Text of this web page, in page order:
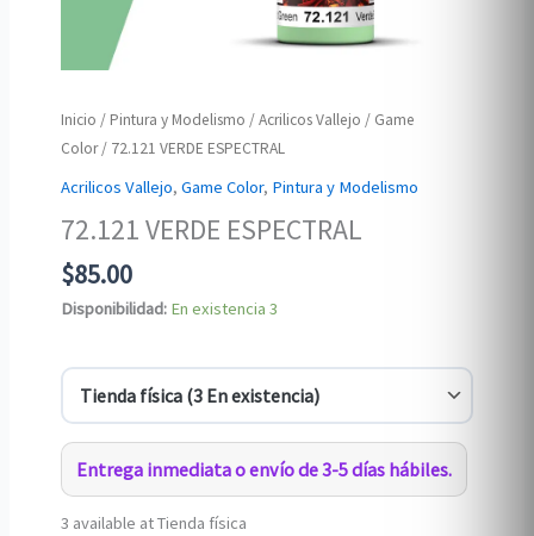
Inicio / Pintura y Modelismo /Acrilicos Vallejo / Game
Color/ 72.121 VERDE ESPECTRAL
Acrilicos Vallejo,Game Color, Pintura y Modelismo
72.121 VERDE ESPECTRAL
$85.00
Disponibilidad: En existencia 3
Entrega inmediata o envío de 3-5 días hábiles.
3 available at Tienda física